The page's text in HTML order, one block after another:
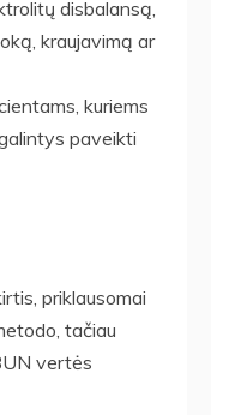
disbalansą,
kraujavimą ar
kuriems
paveikti
priklausomai
tačiau
vertės